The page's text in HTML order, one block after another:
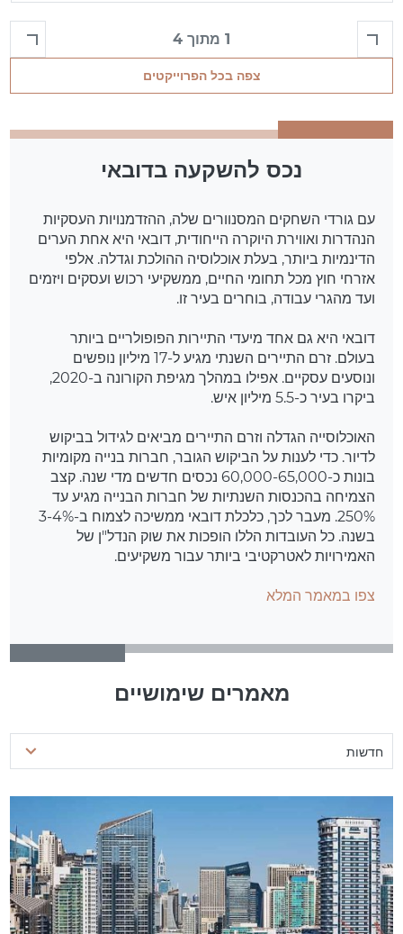
צפה בכל הפרוייקטים
1 מתוך 4
נכס להשקעה בדובאי
עם גורדי השחקים המסנוורים שלה, ההזדמנויות העסקיות
הנהדרות ואווירת היוקרה הייחודית, דובאי היא אחת הערים
הדינמיות ביותר, בעלת אוכלוסיה ההולכת וגדלה. אלפי
אזרחי חוץ מכל תחומי החיים, ממשקיעי רכוש ועסקים ויזמים
ועד מהגרי עבודה, בוחרים בעיר זו.
דובאי היא גם אחד מיעדי התיירות הפופולריים ביותר
בעולם. זרם התיירים השנתי מגיע ל-17 מיליון נופשים
ונוסעים עסקיים. אפילו במהלך מגיפת הקורונה ב-2020,
ביקרו בעיר כ-5.5 מיליון איש.
האוכלוסייה הגדלה וזרם התיירים מביאים לגידול בביקוש
לדיור. כדי לענות על הביקוש הגובר, חברות בנייה מקומיות
בונות כ-60,000-65,000 נכסים חדשים מדי שנה. קצב
הצמיחה בהכנסות השנתיות של חברות הבנייה מגיע עד
250%. מעבר לכך, כלכלת דובאי ממשיכה לצמוח ב-3-4%
בשנה. כל העובדות הללו הופכות את שוק הנדל"ן של
האמירויות לאטרקטיבי ביותר עבור משקיעים.
צפו במאמר המלא
מאמרים שימושיים
חדשות